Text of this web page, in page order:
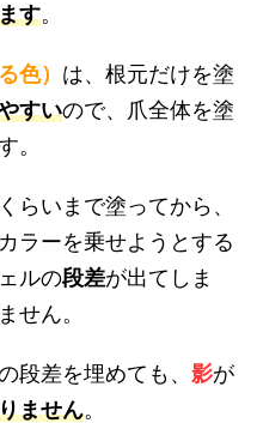
す。
色） は、根元だけを塗
すいので、爪全体を塗
。
らいまで塗ってから、
ラーを乗せようとする
ルの段差が出てしま
せん。
段差を埋めても、 影が
ません。